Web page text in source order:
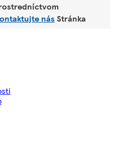
nás Stránka